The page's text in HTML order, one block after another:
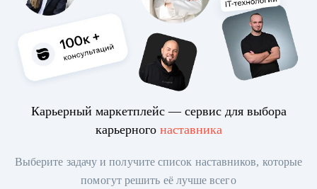
Карьерный маркетплейс — сервис для выбора
карьерного наставника
Выберите задачу и получите список наставников, которые
помогут решить её лучше всего